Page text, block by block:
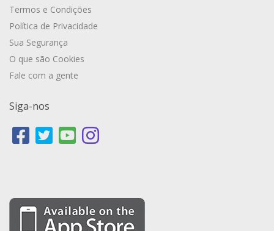
Termos e Condições
Política de Privacidade
Sua Segurança
O que são Cookies
Fale com a gente
Siga-nos